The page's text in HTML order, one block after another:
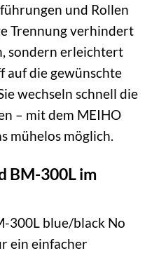
und Rollen
Trennung verhindert
sondern erleichtert
auf die gewünschte
wechseln schnell die
– mit dem MEIHO
mühelos möglich.
BM-300L im
300L blue/black No
ein einfacher